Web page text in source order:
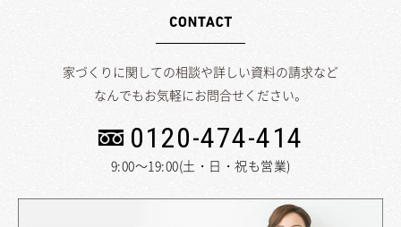
家づくりに関しての相談や詳しい資料の請求など
なんでもお気軽にお問合せください。
0120-474-414
9:00～19:00(土・日・祝も営業)